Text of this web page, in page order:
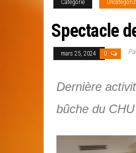
Catégorie
Spectacle
mars 25, 2024 0
Dernière
bûche du